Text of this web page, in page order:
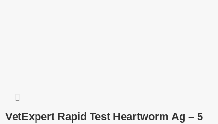
VetExpert Rapid Test Heartworm Ag – 5